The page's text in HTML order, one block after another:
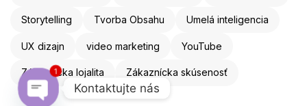
Storytelling Tvorba Obsahu Umelá inteligencia
UX dizajn video marketing YouTube
Zákaznícka lojalita Zákaznícka skúsenosť
Kontaktujte nás
1